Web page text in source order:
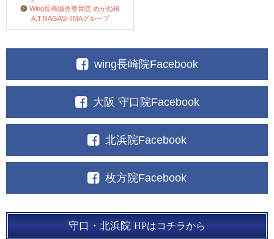
Wing長崎鍼灸整骨院 めがね橋
A.T.NAGASHIMAグループ
wing長崎院Facebook
大阪 守口院Facebook
北浜院Facebook
枚方院Facebook
守口・北浜院 HPはコチラから